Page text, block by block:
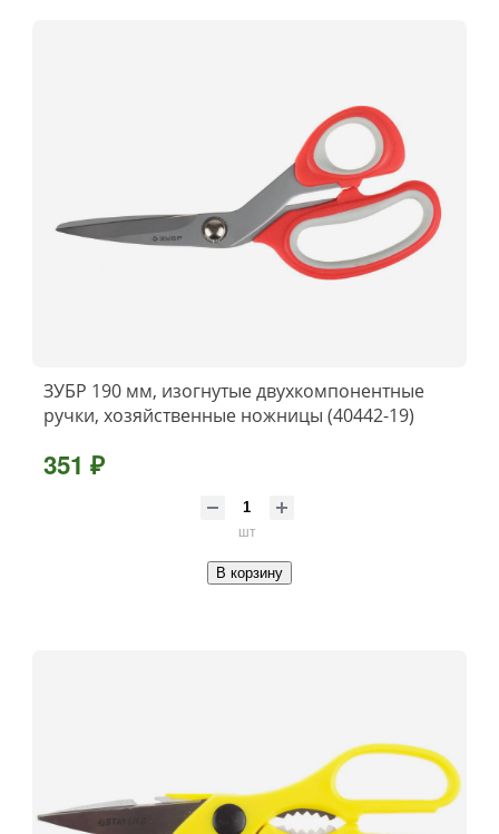
ЗУБР 190 мм, изогнутые двухкомпонентные
ручки, хозяйственные ножницы (40442-19)
351 ₽
шт
В корзину